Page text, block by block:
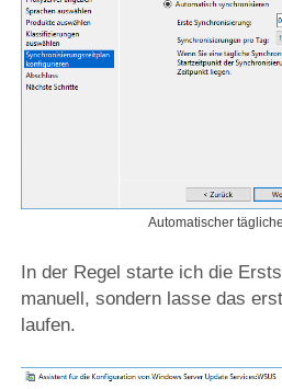
Automatischer
In der Regel starte ich die
manuell, sondern lasse das
laufen.